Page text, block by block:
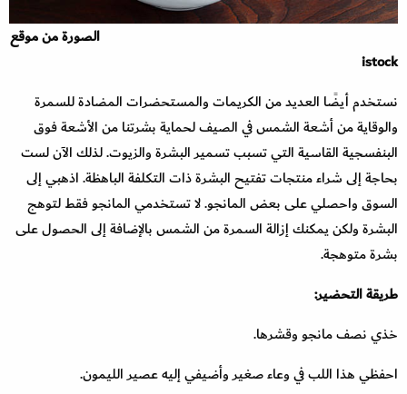
الصورة من موقع
istock
نستخدم أيضًا العديد من الكريمات والمستحضرات المضادة للسمرة
والوقاية من أشعة الشمس في الصيف لحماية بشرتنا من الأشعة فوق
البنفسجية القاسية التي تسبب تسمير البشرة والزيوت. لذلك الآن لست
بحاجة إلى شراء منتجات تفتيح البشرة ذات التكلفة الباهظة. اذهبي إلى
السوق واحصلي على بعض المانجو. لا تستخدمي المانجو فقط لتوهج
البشرة ولكن يمكنك إزالة السمرة من الشمس بالإضافة إلى الحصول على
بشرة متوهجة.
طريقة التحضير:
خذي نصف مانجو وقشرها.
احفظي هذا اللب في وعاء صغير وأضيفي إليه عصير الليمون.